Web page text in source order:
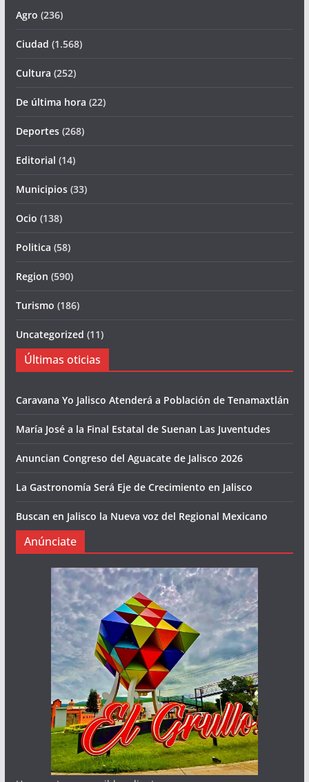
Agro (236)
Ciudad (1.568)
Cultura (252)
De última hora (22)
Deportes(268)
Editorial (14)
Municipios(33)
Ocio (138)
Politica (58)
Region (590)
Turismo (186)
Uncategorized (11)
Últimas oticias
Caravana Yo Jalisco Atenderá a Población de Tenamaxtlán
María José a la Final Estatal de Suenan Las Juventudes
Anuncian Congreso del Aguacate de Jalisco 2026
La Gastronomía Será Eje de Crecimiento en Jalisco
Buscan en Jalisco la Nueva voz del Regional Mexicano
Anúnciate